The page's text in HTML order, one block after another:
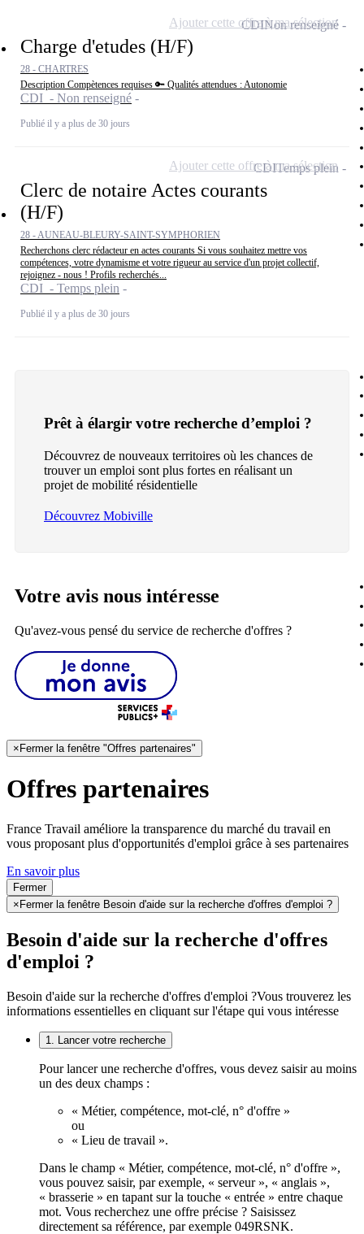
Charge d'etudes (H/F)
28 - CHARTRES
Description Compètences requises 🔑 Qualités attendues : Autonomie
CDI - Non renseigné
Publié il y a plus de 30 jours
CDINon renseigné
Ajouter cette offre à ma sélection
Clerc de notaire Actes courants
(H/F)
28 - AUNEAU-BLEURY-SAINT-SYMPHORIEN
Recherchons clerc rédacteur en actes courants Si vous souhaitez mettre vos
compétences, votre dynamisme et votre rigueur au service d'un projet collectif,
rejoignez - nous ! Profils recherchés...
CDI - Temps plein
Publié il y a plus de 30 jours
CDITemps plein
Ajouter cette offre à ma sélection
Prêt à élargir votre recherche d’emploi ?
Découvrez de nouveaux territoires où les chances de
trouver un emploi sont plus fortes en réalisant un
projet de mobilité résidentielle
Découvrez Mobiville
Votre avis nous intéresse
Qu'avez-vous pensé du service de recherche d'offres ?
× Fermer la fenêtre "Offres partenaires"
Offres partenaires
France Travail améliore la transparence du marché du travail en
vous proposant plus d'opportunités d'emploi grâce à ses partenaires
En savoir plus
Fermer
× Fermer la fenêtre Besoin d'aide sur la recherche d'offres d'emploi ?
Besoin d'aide sur la recherche d'offres
d'emploi ?
Besoin d'aide sur la recherche d'offres d'emploi ?Vous trouverez les
informations essentielles en cliquant sur l'étape qui vous intéresse
1. Lancer votre recherche
Pour lancer une recherche d'offres, vous devez saisir au moins
un des deux champs :
« Métier, compétence, mot-clé, n° d'offre »
ou
« Lieu de travail ».
Dans le champ « Métier, compétence, mot-clé, n° d'offre »,
vous pouvez saisir, par exemple, « serveur », « anglais »,
« brasserie » en tapant sur la touche « entrée » entre chaque
mot. Vous recherchez une offre précise ? Saisissez
directement sa référence, par exemple 049RSNK.